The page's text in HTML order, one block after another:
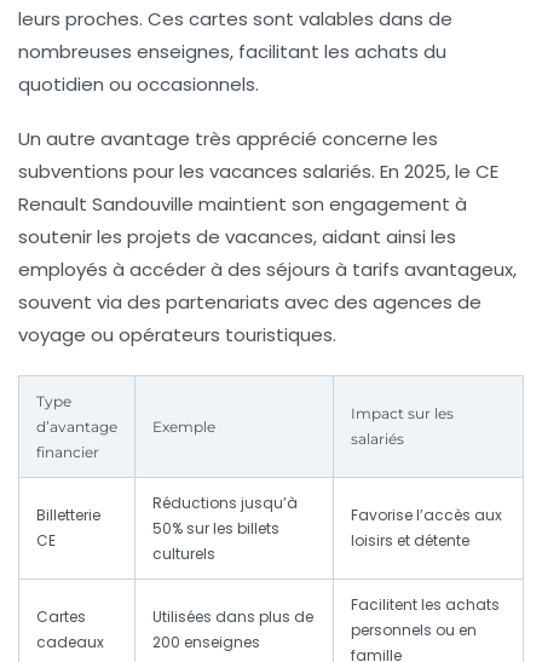
leurs proches. Ces cartes sont valables dans de
nombreuses enseignes, facilitant les achats du
quotidien ou occasionnels.
Un autre avantage très apprécié concerne les
subventions pour les vacances salariés. En 2025, le CE
Renault Sandouville maintient son engagement à
soutenir les projets de vacances, aidant ainsi les
employés à accéder à des séjours à tarifs avantageux,
souvent via des partenariats avec des agences de
voyage ou opérateurs touristiques.
Type
d’avantage
financier
Exemple
Impact sur les
salariés
Billetterie
CE
Réductions jusqu’à
50% sur les billets
culturels
Favorise l’accès aux
loisirs et détente
Cartes
cadeaux
Utilisées dans plus de
200 enseignes
Facilitent les achats
personnels ou en
famille